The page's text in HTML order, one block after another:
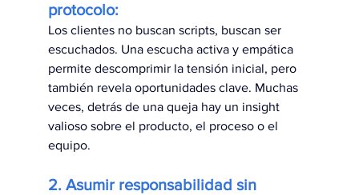
protocolo:
Los clientes no buscan scripts, buscan ser
escuchados. Una escucha activa y empática
permite descomprimir la tensión inicial, pero
también revela oportunidades clave. Muchas
veces, detrás de una queja hay un insight
valioso sobre el producto, el proceso o el
equipo.
2. Asumir responsabilidad sin